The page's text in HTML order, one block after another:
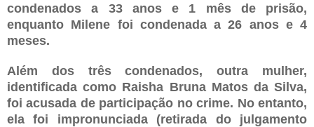
condenados a 33 anos e 1 mês de prisão,
enquanto Milene foi condenada a 26 anos e 4
meses.
Além dos três condenados, outra mulher,
identificada como Raisha Bruna Matos da Silva,
foi acusada de participação no crime. No entanto,
ela foi impronunciada (retirada do julgamento